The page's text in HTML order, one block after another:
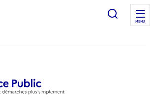
Ouvrir
MENU